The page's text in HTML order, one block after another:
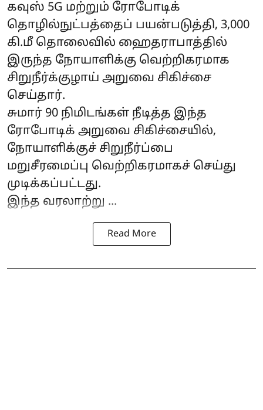
கவுஸ் 5G மற்றும் ரோபோடிக்
தொழில்நுட்பத்தைப் பயன்படுத்தி, 3,000
கி.மீ தொலைவில் ஹைதராபாத்தில்
இருந்த நோயாளிக்கு வெற்றிகரமாக
சிறுநீர்க்குழாய் அறுவை சிகிச்சை
செய்தார்.
சுமார் 90 நிமிடங்கள் நீடித்த இந்த
ரோபோடிக் அறுவை சிகிச்சையில்,
நோயாளிக்குச் சிறுநீர்ப்பை
மறுசீரமைப்பு வெற்றிகரமாகச் செய்து
முடிக்கப்பட்டது.
இந்த வரலாற்று ...
Read More